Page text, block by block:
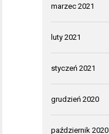
marzec 2021
luty 2021
styczeń 2021
grudzień 2020
październik 2020